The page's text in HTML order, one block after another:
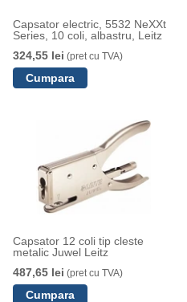
Capsator electric, 5532 NeXXt
Series, 10 coli, albastru, Leitz
324,55 lei (pret cu TVA)
Capsator 12 coli tip cleste
metalic Juwel Leitz
487,65 lei (pret cu TVA)